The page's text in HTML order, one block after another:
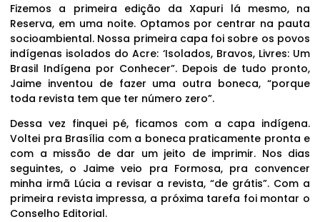
Fizemos a primeira edição da Xapuri lá mesmo, na
Reserva, em uma noite. Optamos por centrar na pauta
socioambiental. Nossa primeira capa foi sobre os povos
indígenas isolados do Acre: ‘Isolados, Bravos, Livres: Um
Brasil Indígena por Conhecer”. Depois de tudo pronto,
Jaime inventou de fazer uma outra boneca, “porque
toda revista tem que ter número zero”.
Dessa vez finquei pé, ficamos com a capa indígena.
Voltei pra Brasília com a boneca praticamente pronta e
com a missão de dar um jeito de imprimir. Nos dias
seguintes, o Jaime veio pra Formosa, pra convencer
minha irmã Lúcia a revisar a revista, “de grátis”. Com a
primeira revista impressa, a próxima tarefa foi montar o
Conselho Editorial.